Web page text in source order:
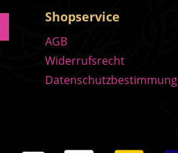
Shopservice
AGB
Widerrufsrecht
Datenschutzbestimmung